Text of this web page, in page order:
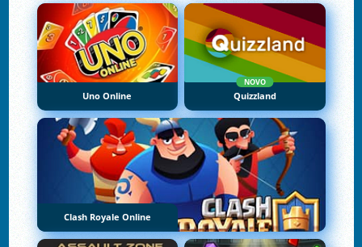
Uno Online
NOVO
Quizzland
Clash Royale Online